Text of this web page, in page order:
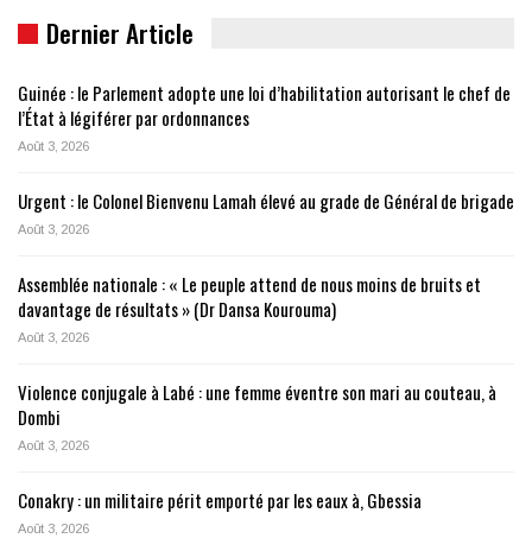
Dernier Article
Guinée : le Parlement adopte une loi d’habilitation autorisant le chef de
l’État à légiférer par ordonnances
Août 3, 2026
Urgent : le Colonel Bienvenu Lamah élevé au grade de Général de brigade
Août 3, 2026
Assemblée nationale : « Le peuple attend de nous moins de bruits et
davantage de résultats » (Dr Dansa Kourouma)
Août 3, 2026
Violence conjugale à Labé : une femme éventre son mari au couteau, à
Dombi
Août 3, 2026
Conakry : un militaire périt emporté par les eaux à, Gbessia
Août 3, 2026